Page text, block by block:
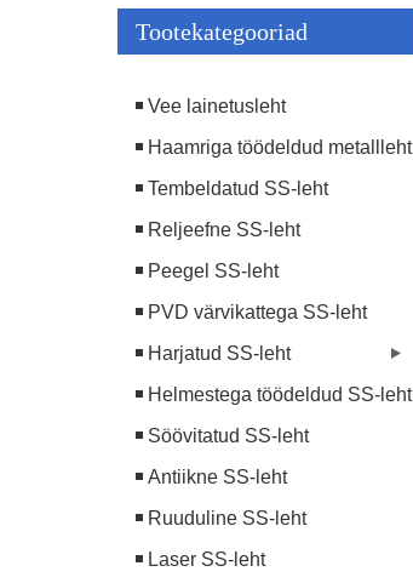
Tootekategooriad
Vee lainetusleht
Haamriga töödeldud metallleht
Tembeldatud SS-leht
Reljeefne SS-leht
Peegel SS-leht
PVD värvikattega SS-leht
Harjatud SS-leht
Helmestega töödeldud SS-leht
Söövitatud SS-leht
Antiikne SS-leht
Ruuduline SS-leht
Laser SS-leht